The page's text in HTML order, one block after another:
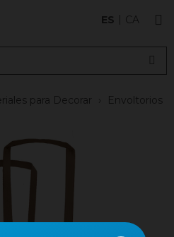
ES CA
para Decorar Envoltorios